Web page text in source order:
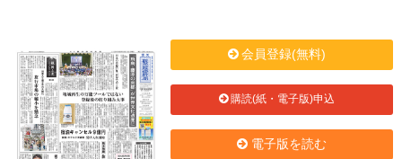
会員登録(無料)
購読(紙・電子版)申込
電子版を読む